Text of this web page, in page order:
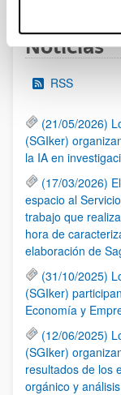
Noticias
RSS
(21/05/2026)
(SGIker)
la IA en
(17/03/2026)
espacio al
trabajo que
hora de
elaboración de
(31/10/2025)
(SGIker)
Economía y
(12/06/2025)
(SGIker)
resultados de los
orgánico y